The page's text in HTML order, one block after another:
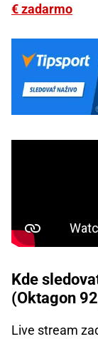
€ zadarmo
Kde
(Oktagon
Live stream